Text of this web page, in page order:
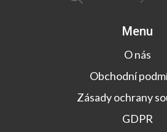
Menu
O nás
Obchodní
Zásady ochrany
GDPR